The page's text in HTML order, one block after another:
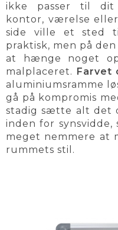
ikke passer til dit
kontor, værelse
side ville et sted
praktisk, men på
at hænge noget
malplaceret.
Farvet
aluminiumsramme
gå på kompromis
stadig sætte alt det
inden for
meget nemmere at
rummets stil.